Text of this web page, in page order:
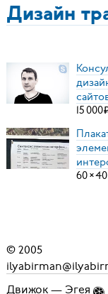
Дизайн
15000
60×40
© 2005
Движок — Эгея